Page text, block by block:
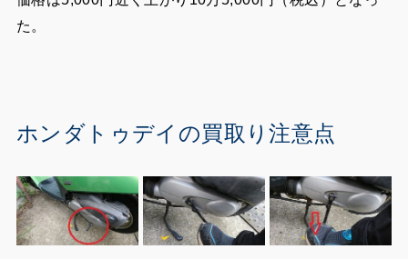
た。
ホンダトゥデイの買取り注意点